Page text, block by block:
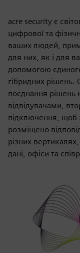
acre security є
цифрової та
ваших людей,
для них, як і для
допомогою
гібридних рішень.
поєднання рішень
відвідувачами,
підключення, щоб
розміщено
різних
дані, офіси та